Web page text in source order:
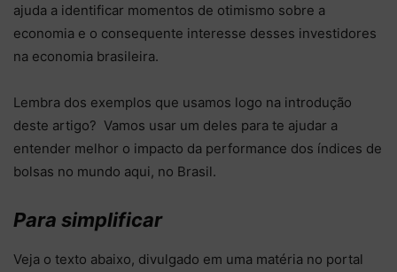
ajuda a identificar momentos de otimismo sobre a
economia e o consequente interesse desses investidores
na economia brasileira.
Lembra dos exemplos que usamos logo na introdução
deste artigo? Vamos usar um deles para te ajudar a
entender melhor o impacto da performance dos índices de
bolsas no mundo aqui, no Brasil.
Para simplificar
Veja o texto abaixo, divulgado em uma matéria no portal